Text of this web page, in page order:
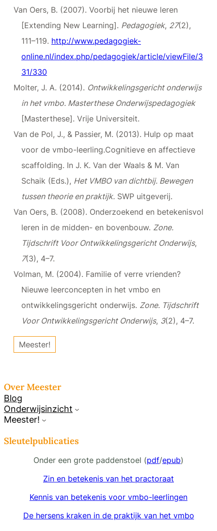
Van Oers, B. (2007). Voorbij het nieuwe leren
[Extending New Learning]. Pedagogiek, 27(2),
111–119. http://www.pedagogiek-
online.nl/index.php/pedagogiek/article/viewFile/3
31/330
Molter, J. A. (2014). Ontwikkelingsgericht onderwijs
in het vmbo. Masterthese Onderwijspedagogiek
[Masterthese]. Vrije Universiteit.
Van de Pol, J., & Passier, M. (2013). Hulp op maat
voor de vmbo-leerling.Cognitieve en affectieve
scaffolding. In J. K. Van der Waals & M. Van
Schaik (Eds.), Het VMBO van dichtbij. Bewegen
tussen theorie en praktijk. SWP uitgeverij.
Van Oers, B. (2008). Onderzoekend en betekenisvol
leren in de midden- en bovenbouw. Zone.
Tijdschrift Voor Ontwikkelingsgericht Onderwijs,
7(3), 4–7.
Volman, M. (2004). Familie of verre vrienden?
Nieuwe leerconcepten in het vmbo en
ontwikkelingsgericht onderwijs. Zone. Tijdschrift
Voor Ontwikkelingsgericht Onderwijs, 3(2), 4–7.
Meester!
Over Meester
Blog
Onderwijsinzicht
Meester!
Sleutelpublicaties
Onder een grote paddenstoel (pdf/epub)
Zin en betekenis van het practoraat
Kennis van betekenis voor vmbo-leerlingen
De hersens kraken in de praktijk van het vmbo